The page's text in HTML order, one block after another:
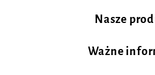
Nasze
Ważne